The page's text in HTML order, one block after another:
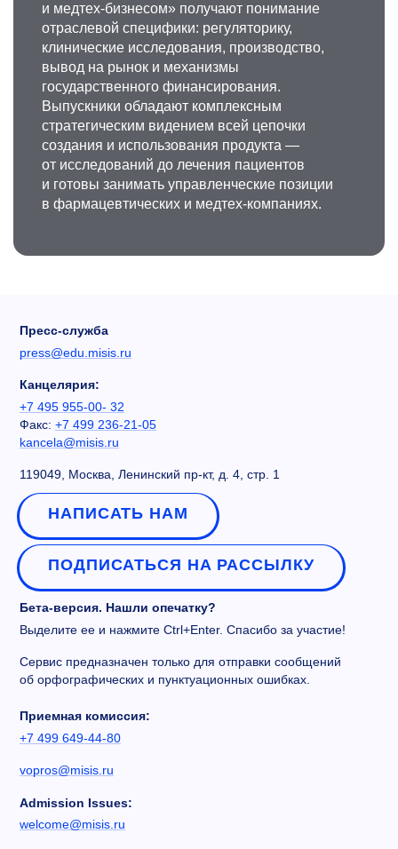
и медтех-бизнесом» получают понимание
отраслевой специфики: регуляторику,
клинические исследования, производство,
вывод на рынок и механизмы
государственного финансирования.
Выпускники обладают комплексным
стратегическим видением всей цепочки
создания и использования продукта —
от исследований до лечения пациентов
и готовы занимать управленческие позиции
в фармацевтических и медтех-компаниях.
Пресс-служба
press@edu.misis.ru
Канцелярия:
+7 495 955-00- 32
Факс: +7 499 236-21-05
kancela@misis.ru
119049, Москва, Ленинский пр-кт, д. 4, стр. 1
НАПИСАТЬ НАМ
ПОДПИСАТЬСЯ НА РАССЫЛКУ
Бета-версия. Нашли опечатку?
Выделите ее и нажмите Ctrl+Enter. Спасибо за участие!
Сервис предназначен только для отправки сообщений
об орфографических и пунктуационных ошибках.
Приемная комиссия:
+7 499 649-44-80
vopros@misis.ru
Admission Issues:
welcome@misis.ru